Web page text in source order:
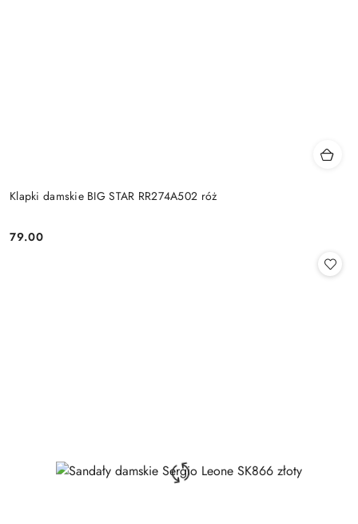
Klapki damskie BIG STAR RR274A502 róż
Cena:
79.00